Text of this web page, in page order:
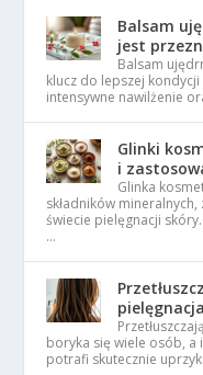
Balsam
jest
Balsam
klucz do lepszej
intensywne nawilżenie
Glinki
i
Glinka
składników
świecie pielęgnacji
…
boryka się wiele osób, a
potrafi skutecznie